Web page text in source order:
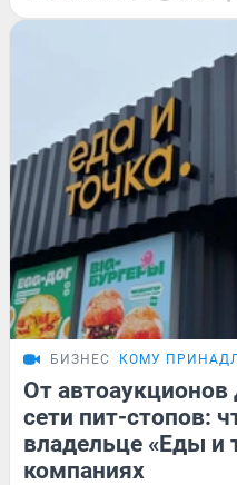
БИЗНЕС КОМУ
От
сети пит-стопов:
владельце «Еды и
компаниях